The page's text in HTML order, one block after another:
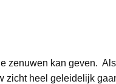
zenuwen kan geven.
zicht heel geleidelijk